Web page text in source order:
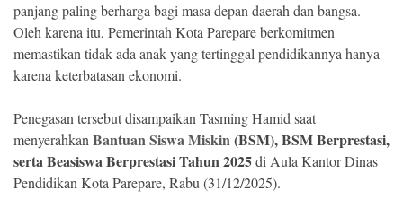
©
Copyright
2026
NETRAL
.
All
Right
panjang paling berharga bagi masa depan daerah dan bangsa.
Oleh karena itu, Pemerintah Kota Parepare berkomitmen
memastikan tidak ada anak yang tertinggal pendidikannya hanya
karena keterbatasan ekonomi.
Penegasan tersebut disampaikan Tasming Hamid saat
menyerahkanBantuan Siswa Miskin(BSM), BSM Berprestasi,
serta Beasiswa Berprestasi Tahun 2025di Aula Kantor Dinas
Pendidikan Kota Parepare, Rabu (31/12/2025).